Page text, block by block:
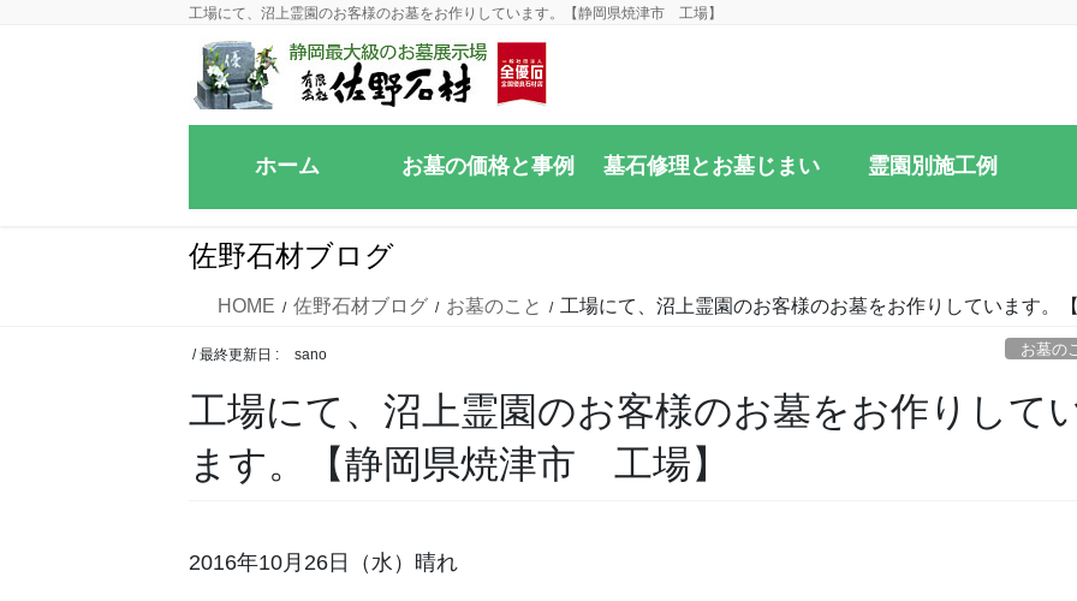
工場にて、沼上霊園のお客様のお墓をお作りしています。【静岡県焼津市 工場】
ホーム お墓の価格と事例 墓石修理とお墓じまい 霊園別施工例
佐野石材ブログ
HOME 佐野石材ブログ お墓のこと 工場にて、沼上霊園のお客様のお墓をお作りしています
/ 最終更新日 : sano お墓の
工場にて、沼上霊園のお客様のお墓をお作りして
ます。【静岡県焼津市 工場】
2016年10月26日（水）晴れ